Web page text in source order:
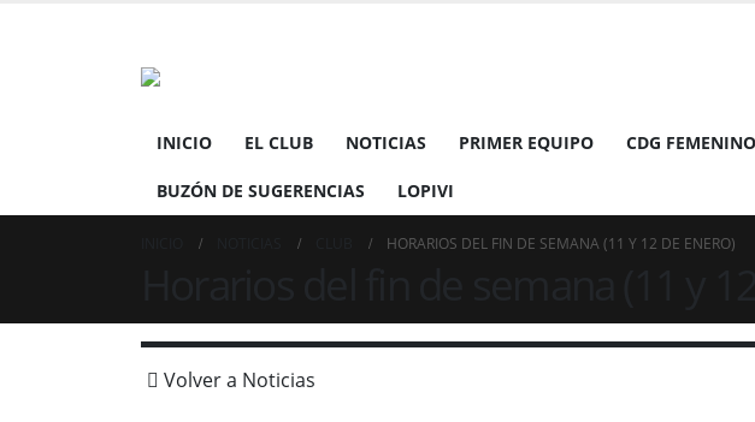
INICIO EL CLUB NOTICIAS PRIMER EQUIPO CDG FEMENINO
BUZÓN DE SUGERENCIAS LOPIVI
HORARIOS DEL FIN DE SEMANA (11 Y 12 DE ENERO)
Volver a Noticias